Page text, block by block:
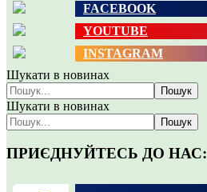
FACEBOOK
YOUTUBE
INSTAGRAM
Шукати в новинах
Пошук
Шукати в новинах
Пошук
ПРИЄДНУЙТЕСЬ ДО НАС: